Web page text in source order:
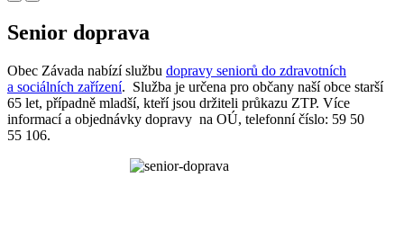
Senior doprava
Obec Závada nabízí službu dopravy seniorů do zdravotních
a sociálních zařízení. Služba je určena pro občany naší obce starší
65 let, případně mladší, kteří jsou držiteli průkazu ZTP. Více
informací a objednávky dopravy na OÚ, telefonní číslo: 59 50
55 106.